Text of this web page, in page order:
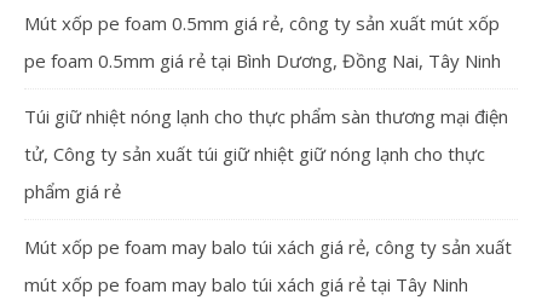
Mút xốp pe foam 0.5mm giá rẻ, công ty sản xuất mút xốp
pe foam 0.5mm giá rẻ tại Bình Dương, Đồng Nai, Tây Ninh
Túi giữ nhiệt nóng lạnh cho thực phẩm sàn thương mại điện
tử, Công ty sản xuất túi giữ nhiệt giữ nóng lạnh cho thực
phẩm giá rẻ
Mút xốp pe foam may balo túi xách giá rẻ, công ty sản xuất
mút xốp pe foam may balo túi xách giá rẻ tại Tây Ninh